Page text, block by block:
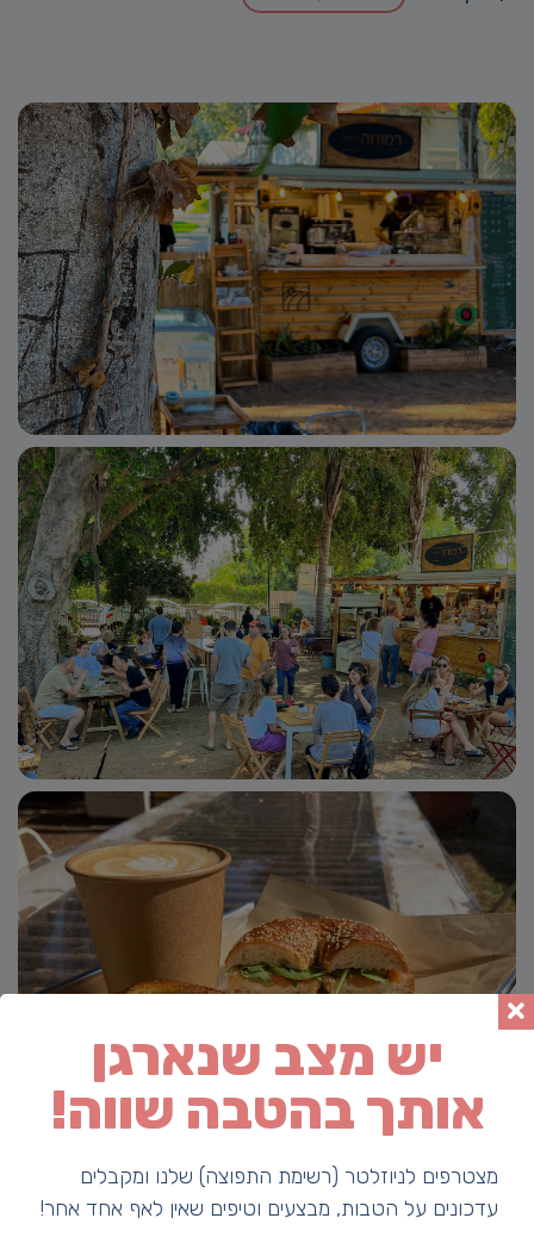
יש מצב שנארגן
אותך בהטבה שווה!
מצטרפים לניוזלטר (רשימת התפוצה) שלנו ומקבלים
עדכונים על הטבות, מבצעים וטיפים שאין לאף אחד אחר!